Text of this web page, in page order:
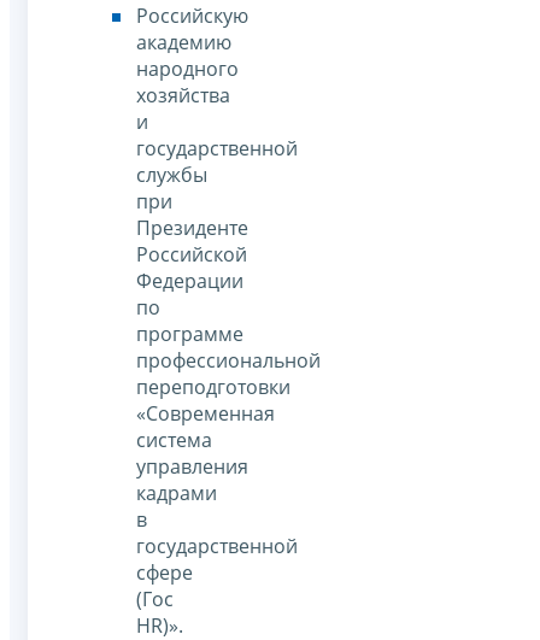
Российскую
академию
народного
хозяйства
и
государственной
службы
при
Президенте
Российской
Федерации
по
программе
профессиональной
переподготовки
«Современная
система
управления
кадрами
в
государственной
сфере
(Гос
HR)».